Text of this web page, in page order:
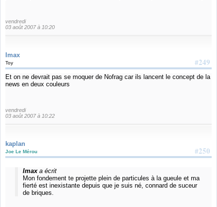
vendredi
03 août 2007 à 10:20
Imax
#249
Toy
Et on ne devrait pas se moquer de Nofrag car ils lancent le concept de la
news en deux couleurs
vendredi
03 août 2007 à 10:22
kaplan
#250
Joe Le Mérou
Imaxa écrit
Mon fondement te projette plein de particules à la gueule et ma
fierté est inexistante depuis que je suis né, connard de suceur
de briques.